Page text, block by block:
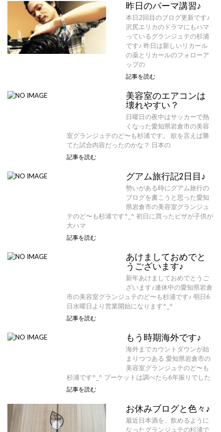
昨日のパーマ講習♪
本日2回目のブログ更新です♪
沢尻エリカのドラマにもハマ
っているグランジュテの杉浦
です♪ 昨日は新しいリカール
の薬とリカールのフォローア
ップの
記事を読む
美容室のエアコンは
壊れやすい？
日曜日の夜中はサッカーで熱
くなった愛知県岩倉市の美容
室グランジュテのど〜も杉浦です。 欲を言えば勝
てた試合内容だったのかな？ 日本の
記事を読む
グアム旅行記2日目♪
勢いがある時にグアム旅行の
ブログを書こうと思った愛知
県岩倉市の美容室グランジュ
テのど〜も杉浦です^_^ 初日に買ったピザが子供が
大ハマ
記事を読む
あけましておめでと
うございます♪
新年あけましておめでとうご
ざいます♪連休中の愛知県岩倉
市の美容室グランジュテのど〜も杉浦です♪ 明日6
日水曜日より営業開始になります^_^
記事を読む
もう時期海外です♪
海外までカウントダウンが始
まりつつある 愛知県岩倉市の
美容室グランジュテのど〜も
杉浦です^_^ プーケットは調べたら6年振りでした
記事を読む
お休みブログと色々♪
最近日本酒を、飲めるように
なったグランジュテの杉浦で